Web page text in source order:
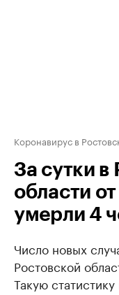
Коронавирус в
За сутки в
области
умерли 4
Число новых
Ростовской
Такую